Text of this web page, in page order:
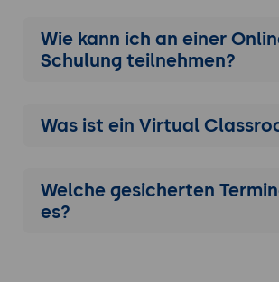
Wie kann ich an einer
Schulung teilnehmen?
Was ist ein Virtual
Welche gesicherten
es?